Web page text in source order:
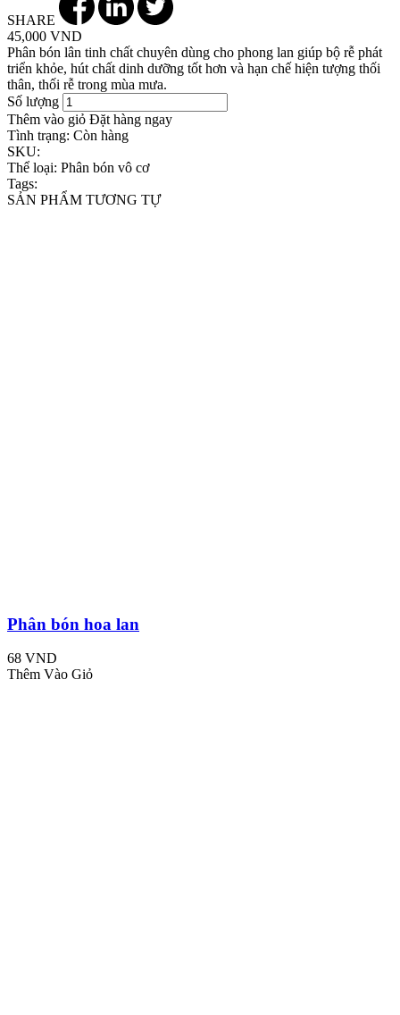
SHARE
45,000 VND
Phân bón lân tinh chất chuyên dùng cho phong lan giúp bộ rễ phát
triển khỏe, hút chất dinh dưỡng tốt hơn và hạn chế hiện tượng thối
thân, thối rễ trong mùa mưa.
Số lượng
Thêm vào giỏ Đặt hàng ngay
Tình trạng: Còn hàng
SKU:
Thể loại: Phân bón vô cơ
Tags:
SẢN PHẨM TƯƠNG TỰ
Phân bón hoa lan
68 VND
Thêm Vào Giỏ